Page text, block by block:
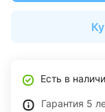
Есть в
Гарантия 5